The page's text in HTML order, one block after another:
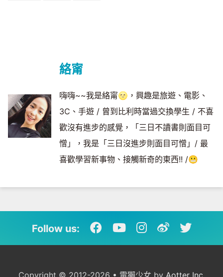
絡甯
嗨嗨~~我是絡甯🌝，興趣是旅遊、電影、
3C、手遊 / 曾到比利時當過交換學生 / 不喜
歡沒有進步的感覺，「三日不讀書則面目可
憎」，我是「三日沒進步則面目可憎」/ 最
喜歡學習新事物、接觸新奇的東西!! /😬
Follow us: